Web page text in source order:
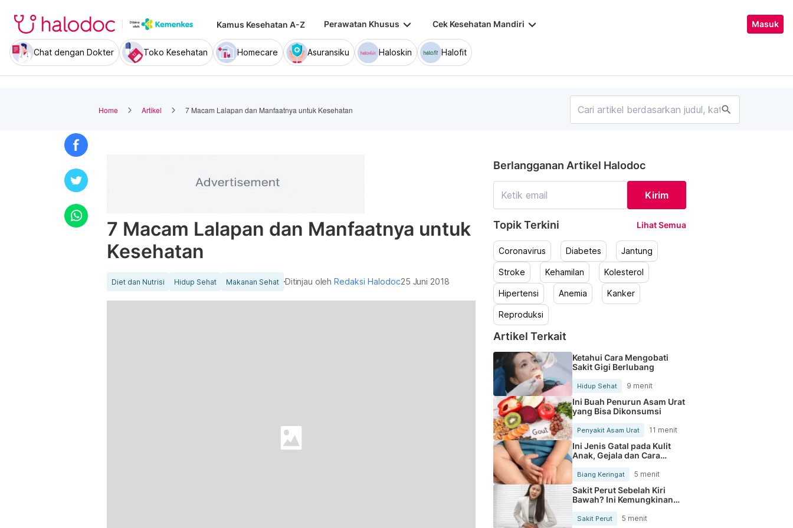
Kamus Kesehatan A-Z Perawatan Khusus keyboard_arrow_down Cek Kesehatan Mandiri keyboard_arrow_down Masuk
Chat dengan Dokter Toko Kesehatan Homecare Asuransiku Haloskin Halofit
Home Artikel 7 Macam Lalapan dan Manfaatnya untuk Kesehatan search
7 Macam Lalapan dan Manfaatnya untuk
Kesehatan
Diet dan Nutrisi Hidup Sehat Makanan Sehat Ditinjau olehRedaksi Halodoc25 Juni 2018
Berlangganan Artikel Halodoc
Kirim
Topik Terkini Lihat Semua
Coronavirus Diabetes Jantung
Stroke Kehamilan Kolesterol
Hipertensi Anemia Kanker
Reproduksi
Artikel Terkait
Ketahui Cara Mengobati
Sakit Gigi Berlubang
Hidup Sehat 9 menit
Ini Buah Penurun Asam Urat
yang Bisa Dikonsumsi
Penyakit Asam Urat 11 menit
Ini Jenis Gatal pada Kulit
Anak, Gejala dan Cara
Mengobatinya
Biang Keringat 5 menit
Sakit Perut Sebelah Kiri
Bawah? Ini Kemungkinan
Sakit Perut 5 menit